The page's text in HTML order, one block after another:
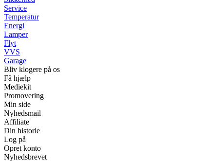
Service
Temperatur
Energi
Lamper
Flyt
VVS
Garage
Bliv klogere på os
Få hjælp
Mediekit
Promovering
Min side
Nyhedsmail
Affiliate
Din historie
Log på
Opret konto
Nyhedsbrevet